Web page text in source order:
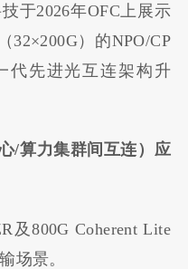
于2026年OFC上展示
32×200G）的NPO/CP
代先进光互连架构升
/算力集群间互连）应
及800G Coherent Lite
场景。